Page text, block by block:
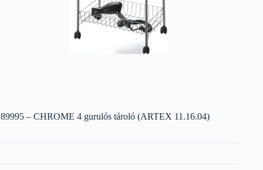
89995 – CHROME 4 gurulós tároló (ARTEX 11.16.04)